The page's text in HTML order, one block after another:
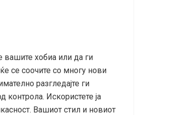
вашите хобиа или да ги
се соочите со многу нови
разгледајте ги
контрола. Искористете ја
Вашиот стил и новиот